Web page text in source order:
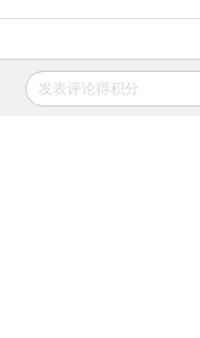
财新移动
发表评论得积分